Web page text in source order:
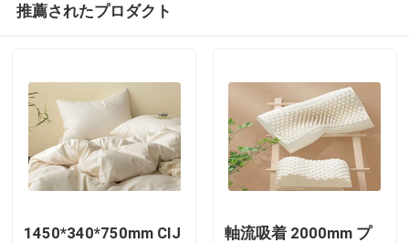
推薦されたプロダクト
1450*340*750mm CIJ
軸流吸着 2000mm プ